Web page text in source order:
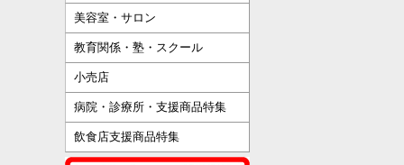
美容室・サロン
教育関係・塾・スクール
小売店
病院・診療所・支援商品特集
飲食店支援商品特集